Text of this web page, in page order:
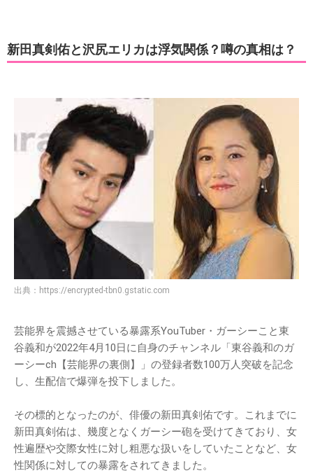
新田真剣佑と沢尻エリカは浮気関係？噂の真相は？
出典： https://encrypted-tbn0.gstatic.com
芸能界を震撼させている暴露系YouTuber・ガーシーこと東
谷義和が2022年4月10日に自身のチャンネル「東谷義和のガ
ーシーch【芸能界の裏側】」の登録者数100万人突破を記念
し、生配信で爆弾を投下しました。
その標的となったのが、俳優の新田真剣佑です。これまでに
新田真剣佑は、幾度となくガーシー砲を受けてきており、女
性遍歴や交際女性に対し粗悪な扱いをしていたことなど、女
性関係に対しての暴露をされてきました。